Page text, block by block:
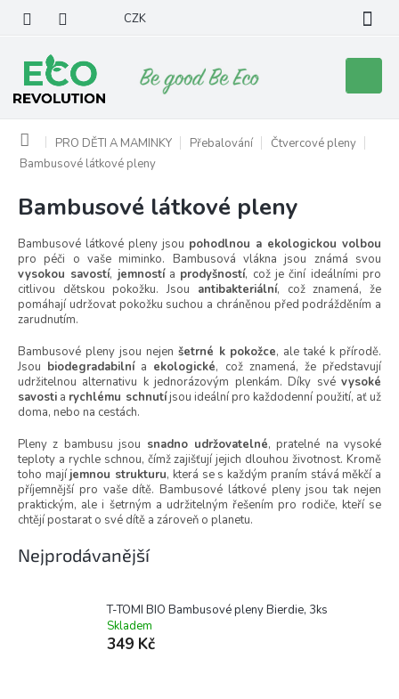
obsah
CZK
košík
Domů PRO DĚTI A MAMINKY Přebalování
Čtvercové pleny
Bambusové látkové pleny
Bambusové látkové pleny
Bambusové látkové pleny jsou pohodlnou a ekologickou volbou
pro péči o vaše miminko. Bambusová vlákna jsou známá svou
vysokou savostí, jemnostía prodyšností, což je činí ideálními pro
citlivou dětskou pokožku. Jsou antibakteriální, což znamená, že
pomáhají udržovat pokožku suchou a chráněnou před podrážděním a
zarudnutím.
Bambusové pleny jsou nejen šetrné k pokožce, ale také k přírodě.
Jsou biodegradabilnía ekologické, což znamená, že představují
udržitelnou alternativu k jednorázovým plenkám. Díky své vysoké
savosti a rychlému schnutíjsou ideální pro každodenní použití, ať už
doma, nebo na cestách.
Pleny z bambusu jsou snadno udržovatelné, pratelné na vysoké
teploty a rychle schnou, čímž zajišťují jejich dlouhou životnost. Kromě
toho majíjemnou strukturu, která se s každým praním stává měkčí a
příjemnější pro vaše dítě. Bambusové látkové pleny jsou tak nejen
praktickým, ale i šetrným a udržitelným řešením pro rodiče, kteří se
chtějí postarat o své dítě a zároveň o planetu.
Nejprodávanější
T-TOMI BIO Bambusové pleny Bierdie, 3ks
Skladem
349 Kč